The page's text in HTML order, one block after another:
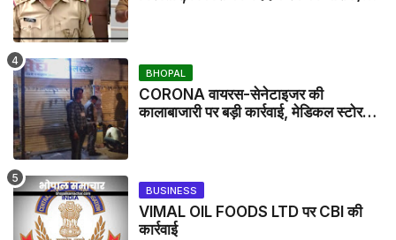
BHOPAL
CORONA वायरस-सेनेटाइजर की
कालाबाजारी पर बड़ी कार्रवाई, मेडिकल स्टोर
BUSINESS
VIMAL OIL FOODS LTD पर CBI की
कार्रवाई